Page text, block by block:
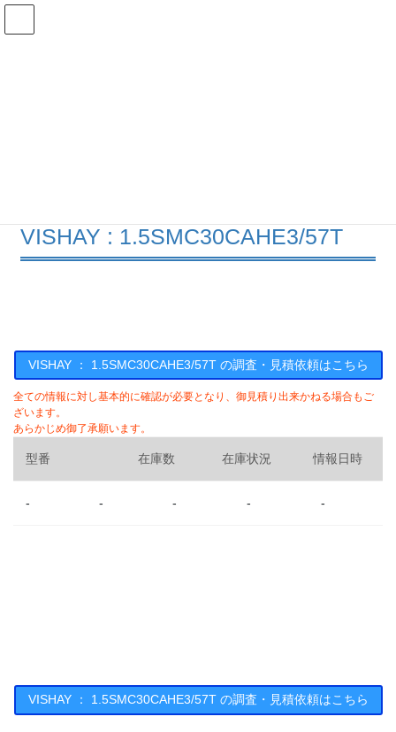
コ
ナ
VISHAY : 1.5SMC30CAHE3/57T
VISHAY ： 1.5SMC30CAHE3/57T の調査・見積依頼はこちら
全ての情報に対し基本的に確認が必要となり、御見積り出来かねる場合もご
ざいます。
あらかじめ御了承願います。
型番 在庫数 在庫状況 情報日時
- - - - -
VISHAY ： 1.5SMC30CAHE3/57T の調査・見積依頼はこちら